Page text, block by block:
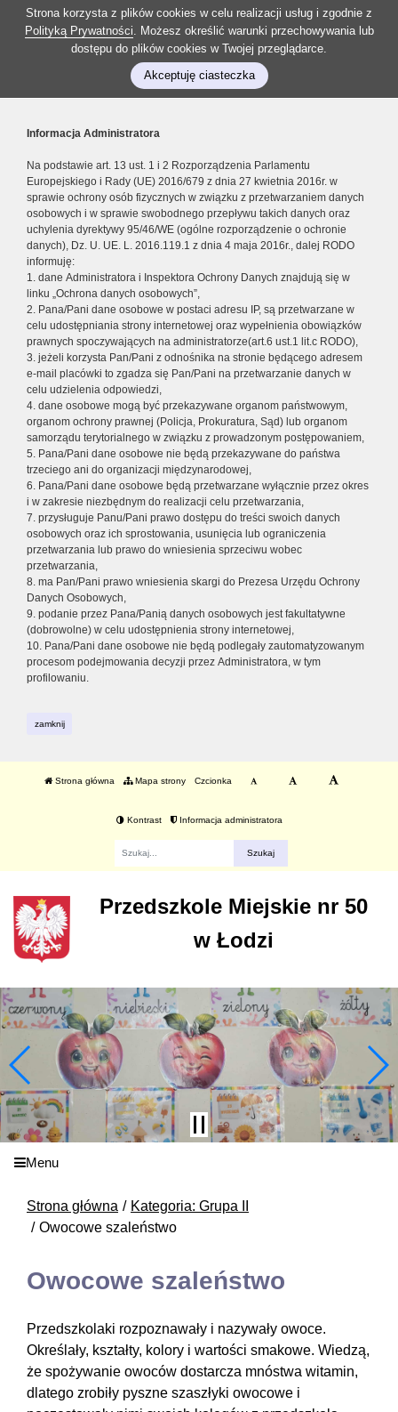
Strona korzysta z plików cookies w celu realizacji usług i zgodnie z
Polityką Prywatności. Możesz określić warunki przechowywania lub
dostępu do plików cookies w Twojej przeglądarce.
Akceptuję ciasteczka
Informacja Administratora
Na podstawie art. 13 ust. 1 i 2 Rozporządzenia Parlamentu
Europejskiego i Rady (UE) 2016/679 z dnia 27 kwietnia 2016r. w
sprawie ochrony osób fizycznych w związku z przetwarzaniem danych
osobowych i w sprawie swobodnego przepływu takich danych oraz
uchylenia dyrektywy 95/46/WE (ogólne rozporządzenie o ochronie
danych), Dz. U. UE. L. 2016.119.1 z dnia 4 maja 2016r., dalej RODO
informuję:
1. dane Administratora i Inspektora Ochrony Danych znajdują się w
linku „Ochrona danych osobowych”,
2. Pana/Pani dane osobowe w postaci adresu IP, są przetwarzane w
celu udostępniania strony internetowej oraz wypełnienia obowiązków
prawnych spoczywających na administratorze(art.6 ust.1 lit.c RODO),
3. jeżeli korzysta Pan/Pani z odnośnika na stronie będącego adresem
e-mail placówki to zgadza się Pan/Pani na przetwarzanie danych w
celu udzielenia odpowiedzi,
4. dane osobowe mogą być przekazywane organom państwowym,
organom ochrony prawnej (Policja, Prokuratura, Sąd) lub organom
samorządu terytorialnego w związku z prowadzonym postępowaniem,
5. Pana/Pani dane osobowe nie będą przekazywane do państwa
trzeciego ani do organizacji międzynarodowej,
6. Pana/Pani dane osobowe będą przetwarzane wyłącznie przez okres
i w zakresie niezbędnym do realizacji celu przetwarzania,
7. przysługuje Panu/Pani prawo dostępu do treści swoich danych
osobowych oraz ich sprostowania, usunięcia lub ograniczenia
przetwarzania lub prawo do wniesienia sprzeciwu wobec
przetwarzania,
8. ma Pan/Pani prawo wniesienia skargi do Prezesa Urzędu Ochrony
Danych Osobowych,
9. podanie przez Pana/Panią danych osobowych jest fakultatywne
(dobrowolne) w celu udostępnienia strony internetowej,
10. Pana/Pani dane osobowe nie będą podlegały zautomatyzowanym
procesom podejmowania decyzji przez Administratora, w tym
profilowaniu.
zamknij
Strona główna Mapa strony Czcionka
Kontrast Informacja administratora
Przedszkole Miejskie nr 50
w Łodzi
Menu
Strona główna
Kategoria: Grupa II
Owocowe szaleństwo
Owocowe szaleństwo
Przedszkolaki rozpoznawały i nazywały owoce.
Określały, kształty, kolory i wartości smakowe. Wiedzą,
że spożywanie owoców dostarcza mnóstwa witamin,
dlatego zrobiły pyszne szaszłyki owocowe i